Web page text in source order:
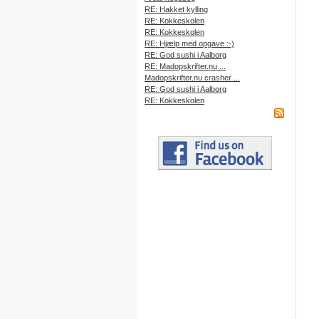
RE: Hakket kylling
RE: Kokkeskolen
RE: Kokkeskolen
RE: Hjælp med opgave :-)
RE: God sushi i Aalborg
RE: Madopskrifter.nu ...
Madopskrifter.nu crasher ...
RE: God sushi i Aalborg
RE: Kokkeskolen